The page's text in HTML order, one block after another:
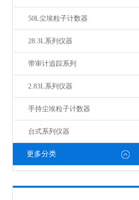
50L尘埃粒子计数器
28.3L系列仪器
带审计追踪系列
2.83L系列仪器
手持尘埃粒子计数器
台式系列仪器
更多分类